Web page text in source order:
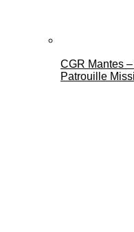
CGR Mantes
Patrouille